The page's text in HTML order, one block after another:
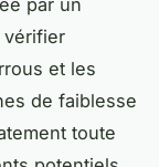
par un
vérifier
et les
de faiblesse
toute